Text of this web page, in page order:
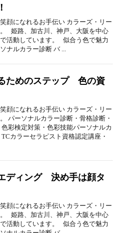
顔になれるお手伝い カラーズ・リー
姫路、加古川、神戸、大阪を中心
活動しています。 似合う色で魅力
ナルカラー診断 バ ...
ためのステップ 色の資
顔になれるお手伝い カラーズ・リー
パーソナルカラー診断・骨格診断・
彩検定対策・色彩技能パーソナルカ
カラーセラピスト資格認定講座・
ディング 決め手は顔タ
顔になれるお手伝い カラーズ・リー
姫路、加古川、神戸、大阪を中心
活動しています。 似合う色で魅力